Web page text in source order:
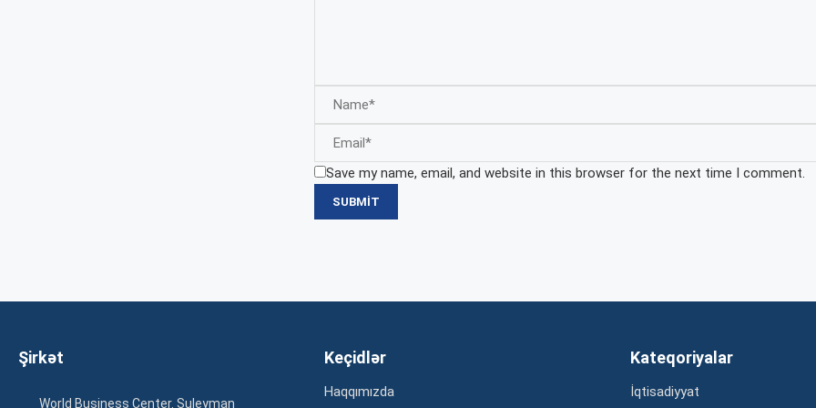
Save my name, email, and website in this browser for the next time I comment.
Şirkət
World Business Center. Suleyman
Keçidlər
Haqqımızda
Kateqoriyalar
İqtisadiyyat